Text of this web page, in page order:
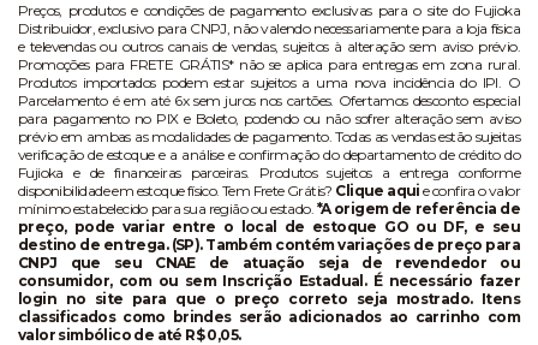
Preços, produtos e condições de pagamento exclusivas para o site do Fujioka
Distribuidor, exclusivo para CNPJ, não valendo necessariamente para a loja física
e televendas ou outros canais de vendas, sujeitos à alteração sem aviso prévio.
Promoções para FRETE GRÁTIS* não se aplica para entregas em zona rural.
Produtos importados podem estar sujeitos a uma nova incidência do IPI. O
Parcelamento é em até 6x sem juros nos cartões. Ofertamos desconto especial
para pagamento no PIX e Boleto, podendo ou não sofrer alteração sem aviso
prévio em ambas as modalidades de pagamento. Todas as vendas estão sujeitas
verificação de estoque e a análise e confirmação do departamento de crédito do
Fujioka e de financeiras parceiras. Produtos sujeitos a entrega conforme
disponibilidade em estoque físico. Tem Frete Grátis? Clique aqui e confira o valor
mínimo estabelecido para sua região ou estado. *A origem de referência de
preço, pode variar entre o local de estoque GO ou DF, e seu
destino de entrega. (SP). Também contém variações de preço para
CNPJ que seu CNAE de atuação seja de revendedor ou
consumidor, com ou sem Inscrição Estadual. É necessário fazer
login no site para que o preço correto seja mostrado. Itens
classificados como brindes serão adicionados ao carrinho com
valor simbólico de até R$ 0,05.